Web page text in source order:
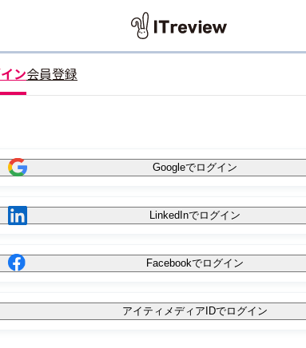
ン会員登録
Googleでログイン
LinkedInでログイン
Facebookでログイン
アイティメディアIDでログイン